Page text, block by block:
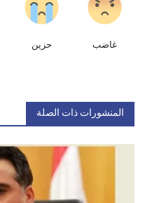
غاضب حزين
المنشورات ذات الصلة